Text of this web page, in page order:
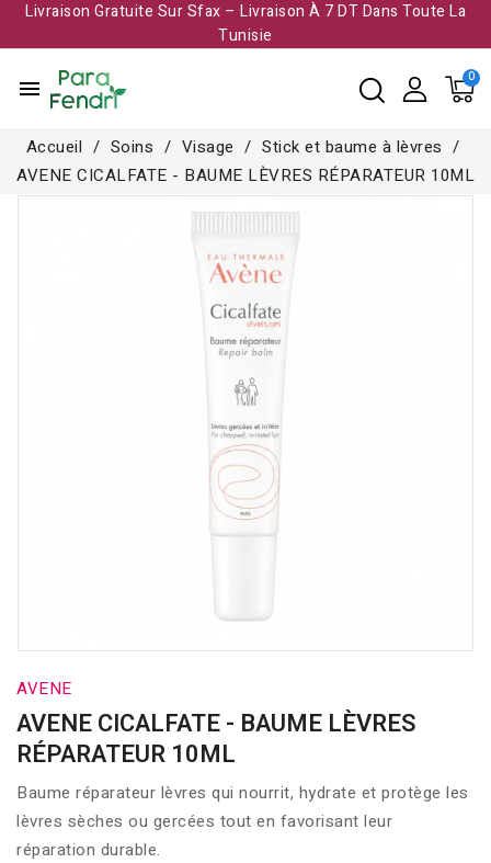
Livraison Gratuite Sur Sfax – Livraison À 7 DT Dans Toute La
Tunisie​
menu
Accueil Soins Visage
Stick et baume à lèvres
AVENE CICALFATE - BAUME LÈVRES RÉPARATEUR 10ML
AVENE
AVENE CICALFATE - BAUME LÈVRES
RÉPARATEUR 10ML
Baume réparateur lèvres qui nourrit, hydrate et protège les
lèvres sèches ou gercées tout en favorisant leur
réparation durable.